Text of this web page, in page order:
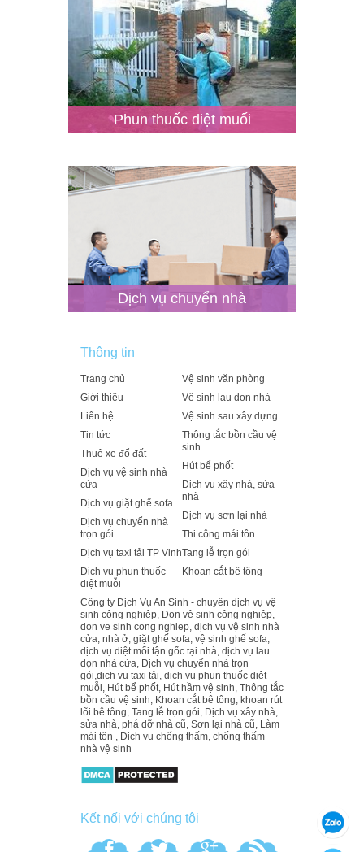
Phun thuốc diệt muối
Dịch vụ chuyển nhà
Thông tin
Trang chủ
Giới thiệu
Liên hệ
Tin tức
Thuê xe đổ đất
Dịch vụ vệ sinh nhà
cửa
Dịch vụ giặt ghế sofa
Dịch vụ chuyển nhà
trọn gói
Dịch vụ taxi tải TP Vinh
Dịch vụ phun thuốc
diệt muỗi
Vệ sinh văn phòng
Vệ sinh lau dọn nhà
Vệ sinh sau xây dựng
Thông tắc bồn cầu vệ
sinh
Hút bể phốt
Dịch vụ xây nhà, sửa
nhà
Dịch vụ sơn lại nhà
Thi công mái tôn
Tang lễ trọn gói
Khoan cắt bê tông
Công ty Dịch Vụ An Sinh - chuyên dịch vụ vệ
sinh công nghiệp, Dọn vệ sinh công nghiệp,
don ve sinh cong nghiep, dịch vụ vệ sinh nhà
cửa, nhà ở, giặt ghế sofa, vệ sinh ghế sofa,
dịch vụ diệt mối tận gốc tại nhà, dịch vụ lau
dọn nhà cửa, Dịch vụ chuyển nhà trọn
gói,dịch vụ taxi tải, dịch vụ phun thuốc diệt
muỗi, Hút bể phốt, Hút hầm vệ sinh, Thông tắc
bồn cầu vệ sinh, Khoan cắt bê tông, khoan rút
lõi bê tông, Tang lễ trọn gói, Dịch vụ xây nhà,
sửa nhà, phá dỡ nhà cũ, Sơn lại nhà cũ, Làm
mái tôn , Dịch vụ chống thấm, chống thấm
nhà vệ sinh
Kết nối với chúng tôi